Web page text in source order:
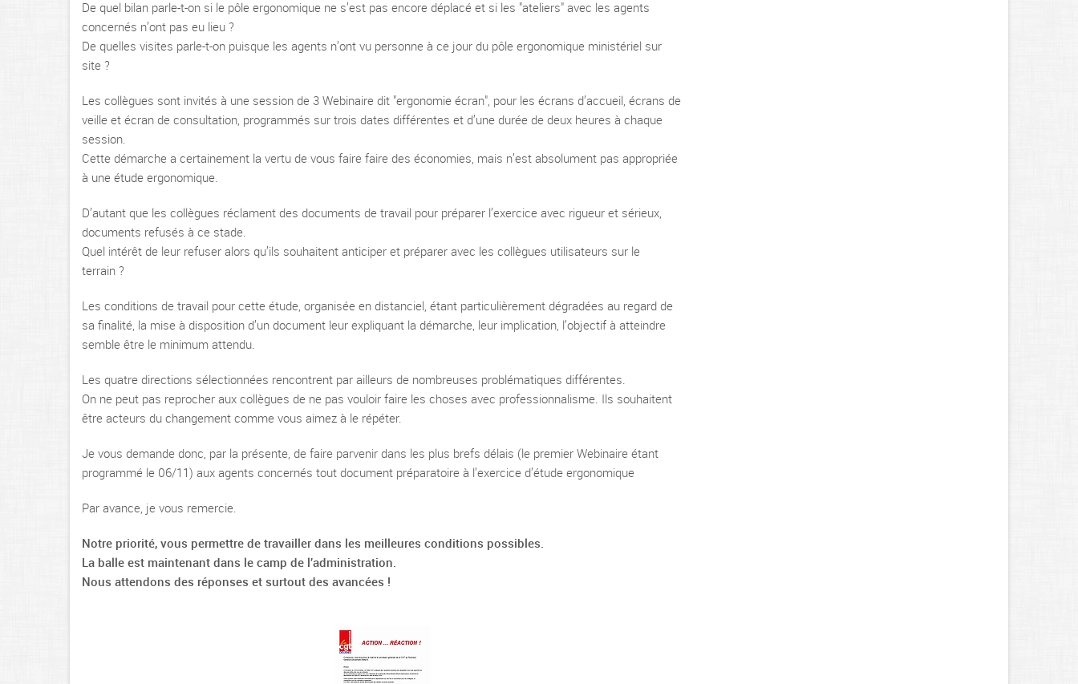
De quel bilan parle-t-on si le pôle ergonomique ne s’est pas encore déplacé et si les "ateliers" avec les agents
concernés n’ont pas eu lieu ?
De quelles visites parle-t-on puisque les agents n’ont vu personne à ce jour du pôle ergonomique ministériel sur
site ?
Les collègues sont invités à une session de 3 Webinaire dit "ergonomie écran", pour les écrans d’accueil, écrans de
veille et écran de consultation, programmés sur trois dates différentes et d’une durée de deux heures à chaque
session.
Cette démarche a certainement la vertu de vous faire faire des économies, mais n’est absolument pas appropriée
à une étude ergonomique.
D’autant que les collègues réclament des documents de travail pour préparer l’exercice avec rigueur et sérieux,
documents refusés à ce stade.
Quel intérêt de leur refuser alors qu’ils souhaitent anticiper et préparer avec les collègues utilisateurs sur le
terrain ?
Les conditions de travail pour cette étude, organisée en distanciel, étant particulièrement dégradées au regard de
sa finalité, la mise à disposition d’un document leur expliquant la démarche, leur implication, l’objectif à atteindre
semble être le minimum attendu.
Les quatre directions sélectionnées rencontrent par ailleurs de nombreuses problématiques différentes.
On ne peut pas reprocher aux collègues de ne pas vouloir faire les choses avec professionnalisme. Ils souhaitent
être acteurs du changement comme vous aimez à le répéter.
Je vous demande donc, par la présente, de faire parvenir dans les plus brefs délais (le premier Webinaire étant
programmé le 06/11) aux agents concernés tout document préparatoire à l’exercice d’étude ergonomique
Par avance, je vous remercie.
Notre priorité, vous permettre de travailler dans les meilleures conditions possibles.
La balle est maintenant dans le camp de l’administration.
Nous attendons des réponses et surtout des avancées !